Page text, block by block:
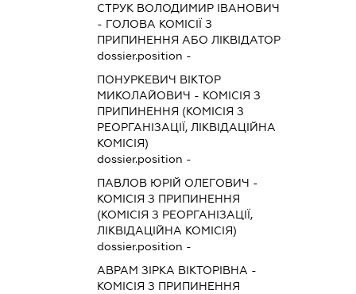
СТРУК ВОЛОДИМИР ІВАНОВИЧ
- ГОЛОВА КОМІСІЇ З
ПРИПИНЕННЯ АБО ЛІКВІДАТОР
dossier.position -
ПОНУРКЕВИЧ ВІКТОР
МИКОЛАЙОВИЧ - КОМІСІЯ З
ПРИПИНЕННЯ (КОМІСІЯ З
РЕОРГАНІЗАЦІЇ, ЛІКВІДАЦІЙНА
КОМІСІЯ)
dossier.position -
ПАВЛОВ ЮРІЙ ОЛЕГОВИЧ -
КОМІСІЯ З ПРИПИНЕННЯ
(КОМІСІЯ З РЕОРГАНІЗАЦІЇ,
ЛІКВІДАЦІЙНА КОМІСІЯ)
dossier.position -
АВРАМ ЗІРКА ВІКТОРІВНА -
КОМІСІЯ З ПРИПИНЕННЯ